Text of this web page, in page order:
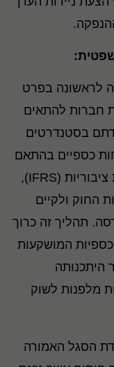
לראשונה בפרט
חברות להתאים
בסטנדרטים
כספיים בהתאם
לכללי החשבונאות החלים על חברות ציבוריות (IFRS),
החוק ולקיים
תהליך זה כרוך
כספיות המושקעות
היתכנותה
מלפנות לשוק
106-2 משנת 2007 (עמדת הסגל האמורה